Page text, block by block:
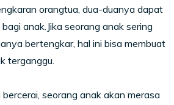
orangtua, dua-duanya dapat
anak.Jika seorang anak sering
bertengkar, hal ini bisa membuat
terganggu.
seorang anak akan merasa